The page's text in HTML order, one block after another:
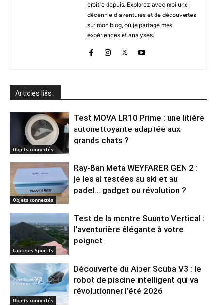
croître depuis. Explorez avec moi une
décennie d'aventures et de découvertes
sur mon blog, où je partage mes
expériences et analyses.
Articles liés :
Objets connectés
Test MOVA LR10 Prime : une litière
autonettoyante adaptée aux
grands chats ?
Objets connectés
Ray-Ban Meta WEYFARER GEN 2 :
je les ai testées au ski et au
padel… gadget ou révolution ?
Capteurs Sportifs
Test de la montre Suunto Vertical :
l’aventurière élégante à votre
poignet
Objets connectés
Découverte du Aiper Scuba V3 : le
robot de piscine intelligent qui va
révolutionner l’été 2026